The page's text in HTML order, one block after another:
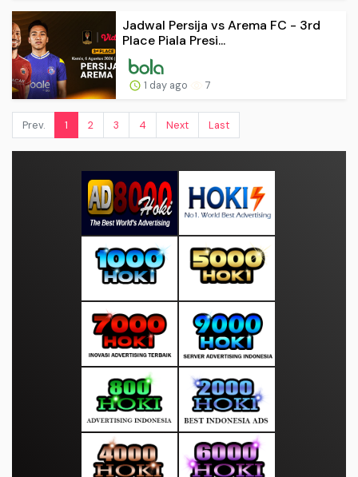
Jadwal Persija vs Arema FC - 3rd
Place Piala Presi...
1 day ago 7
Prev. 1 2 3 4 Next Last